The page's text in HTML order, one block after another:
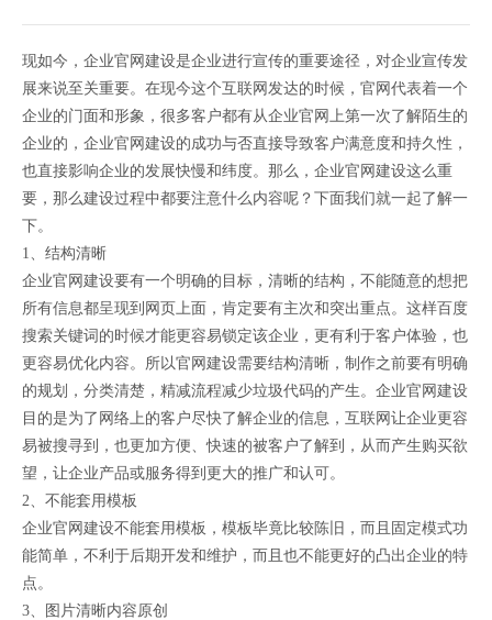
现如今，企业官网建设是企业进行宣传的重要途径，对企业宣传发
展来说至关重要。在现今这个互联网发达的时候，官网代表着一个
企业的门面和形象，很多客户都有从企业官网上第一次了解陌生的
企业的，企业官网建设的成功与否直接导致客户满意度和持久性，
也直接影响企业的发展快慢和纬度。那么，企业官网建设这么重
要，那么建设过程中都要注意什么内容呢？下面我们就一起了解一
下。
1、结构清晰
企业官网建设要有一个明确的目标，清晰的结构，不能随意的想把
所有信息都呈现到网页上面，肯定要有主次和突出重点。这样百度
搜索关键词的时候才能更容易锁定该企业，更有利于客户体验，也
更容易优化内容。所以官网建设需要结构清晰，制作之前要有明确
的规划，分类清楚，精减流程减少垃圾代码的产生。企业官网建设
目的是为了网络上的客户尽快了解企业的信息，互联网让企业更容
易被搜寻到，也更加方便、快速的被客户了解到，从而产生购买欲
望，让企业产品或服务得到更大的推广和认可。
2、不能套用模板
企业官网建设不能套用模板，模板毕竟比较陈旧，而且固定模式功
能简单，不利于后期开发和维护，而且也不能更好的凸出企业的特
点。
3、图片清晰内容原创